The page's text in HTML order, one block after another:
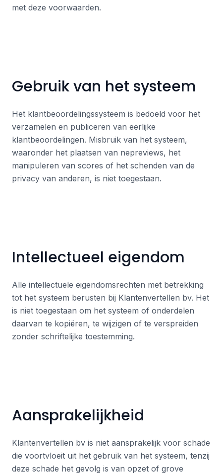
met deze voorwaarden.
Gebruik van het systeem
Het klantbeoordelingssysteem is bedoeld voor het
verzamelen en publiceren van eerlijke
klantbeoordelingen. Misbruik van het systeem,
waaronder het plaatsen van nepreviews, het
manipuleren van scores of het schenden van de
privacy van anderen, is niet toegestaan.
Intellectueel eigendom
Alle intellectuele eigendomsrechten met betrekking
tot het systeem berusten bij Klantenvertellen bv. Het
is niet toegestaan om het systeem of onderdelen
daarvan te kopiëren, te wijzigen of te verspreiden
zonder schriftelijke toestemming.
Aansprakelijkheid
Klantenvertellen bv is niet aansprakelijk voor schade
die voortvloeit uit het gebruik van het systeem, tenzij
deze schade het gevolg is van opzet of grove